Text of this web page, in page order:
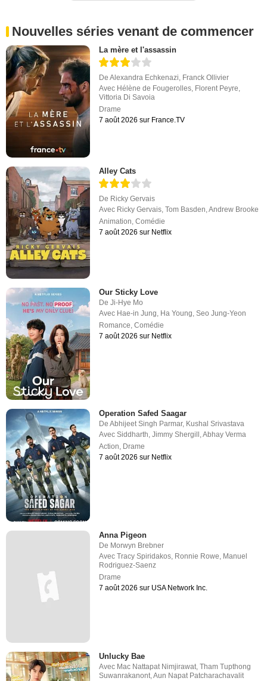
Nouvelles séries venant de commencer
La mère et l'assassin
DeAlexandra Echkenazi Franck Ollivier
Avec Hélène de Fougerolles Florent Peyre
Vittoria Di Savoia
Drame
7 août 2026 sur France.TV
Alley Cats
De Ricky Gervais
Avec Ricky Gervais,Tom Basden,Andrew Brooke
Animation,Comédie
7 août 2026 sur Netflix
Our Sticky Love
DeJi-Hye Mo
Avec Hae-in Jung, Ha Young,Seo Jung-Yeon
Romance,Comédie
7 août 2026 sur Netflix
Operation Safed Saagar
DeAbhijeet Singh Parmar, Kushal Srivastava
AvecSiddharth,Jimmy Shergill ,Abhay Verma
Action, Drame
7 août 2026 sur Netflix
Anna Pigeon
De Morwyn Brebner
AvecTracy Spiridakos Ronnie Rowe Manuel
Rodriguez-Saenz
Drame
7 août 2026 sur USA Network Inc.
Unlucky Bae
Avec Mac Nattapat Nimjirawat,Tham Tupthong
Suwanrakanont,Aun Napat Patcharachavalit